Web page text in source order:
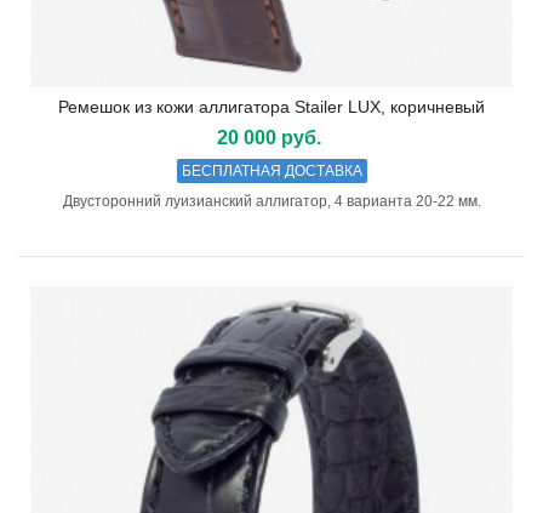
Ремешок из кожи аллигатора Stailer LUX, коричневый
20 000 руб.
БЕСПЛАТНАЯ ДОСТАВКА
Двусторонний луизианский аллигатор, 4 варианта 20-22 мм.